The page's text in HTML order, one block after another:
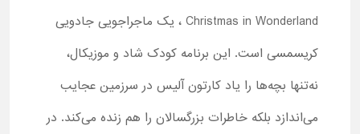
Christmas in Wonderland ، یک ماجراجویی جادویی
کریسمسی است. این برنامه کودک شاد و موزیکال،
نه‌تنها بچه‌ها را یاد کارتون آلیس در سرزمین عجایب
می‌اندازد بلکه خاطرات بزرگسالان را هم زنده می‌کند. در